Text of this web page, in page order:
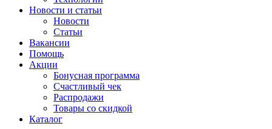
Новости и статьи
Новости
Статьи
Вакансии
Помощь
Акции
Бонусная программа
Счастливый чек
Распродажи
Товары со скидкой
Каталог